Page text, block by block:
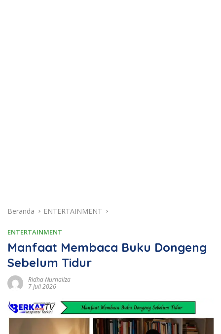
Beranda ENTERTAINMENT
ENTERTAINMENT
Manfaat Membaca Buku Dongeng
Sebelum Tidur
Ridha Nurhaliza
7 Juli 2026